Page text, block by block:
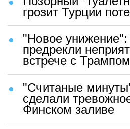
грозит Турции
"Новое
предрекли
встрече с Трампом
"Считаные
сделали
Финском заливе